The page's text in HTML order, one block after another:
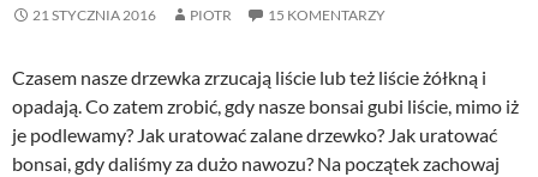
21 STYCZNIA 2016 PIOTR 15 KOMENTARZY
Czasem nasze drzewka zrzucają liście lub też liście żółkną i
opadają. Co zatem zrobić, gdy nasze bonsai gubi liście, mimo iż
je podlewamy? Jak uratować zalane drzewko? Jak uratować
bonsai, gdy daliśmy za dużo nawozu? Na początek zachowaj